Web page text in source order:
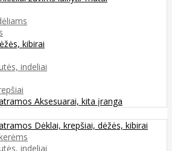
kibirai
indeliai
Aksesuarai, kita įranga
Dėklai, krepšiai, dėžės, kibirai
indeliai